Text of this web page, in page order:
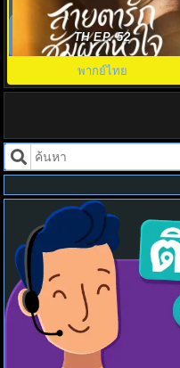
สายตารัก สัมผัสหัวใจ (2025)
Deep Affection Eyes พากย์ไทย
TH EP. 52
พากย์ไทย